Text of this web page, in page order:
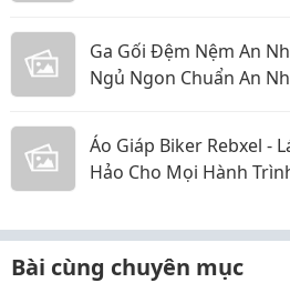
Ga Gối Đệm Nệm An
Ngủ Ngon Chuẩn An
Áo Giáp Biker Rebxel -
Hảo Cho Mọi Hành
Bài cùng chuyên mục